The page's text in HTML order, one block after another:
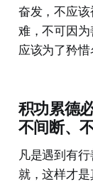
奋发，不应
难，不可因
应该为了矜惜
积功累德
不间断、
凡是遇到有
就，这样才是